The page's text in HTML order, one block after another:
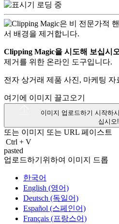
Clipping Magic을 시도해 보십시
제거를 위한 온라인 도구입니다.
전자 상거래 제품 사진, 마케팅
여기에 이미지 끌고오기
이미지 업로드하기 시작하
십시오!
또는 이미지 또는 URL 페이스트
Ctrl + V
pasted
업로드하기위하여 이미지 드롭
한국어
English (영어)
Deutsch (독일어)
Español (스페인어)
Français (프랑스어)